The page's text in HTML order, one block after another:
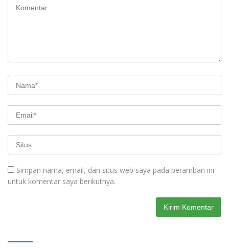
Simpan nama, email, dan situs web saya pada peramban ini
untuk komentar saya berikutnya.